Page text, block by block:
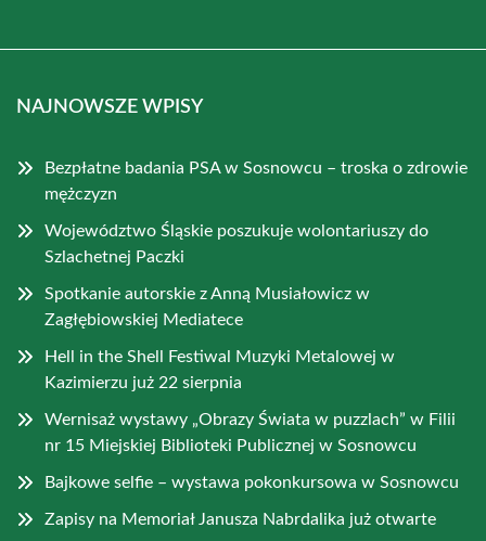
NAJNOWSZE WPISY
Bezpłatne badania PSA w Sosnowcu – troska o zdrowie
mężczyzn
Województwo Śląskie poszukuje wolontariuszy do
Szlachetnej Paczki
Spotkanie autorskie z Anną Musiałowicz w
Zagłębiowskiej Mediatece
Hell in the Shell Festiwal Muzyki Metalowej w
Kazimierzu już 22 sierpnia
Wernisaż wystawy „Obrazy Świata w puzzlach” w Filii
nr 15 Miejskiej Biblioteki Publicznej w Sosnowcu
Bajkowe selfie – wystawa pokonkursowa w Sosnowcu
Zapisy na Memoriał Janusza Nabrdalika już otwarte